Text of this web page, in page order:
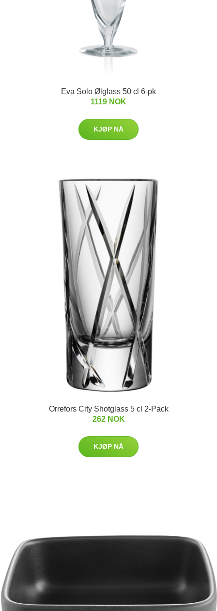
Eva Solo Ølglass 50 cl 6-pk
1119 NOK
KJØP NÅ
Orrefors City Shotglass 5 cl 2-Pack
262 NOK
KJØP NÅ